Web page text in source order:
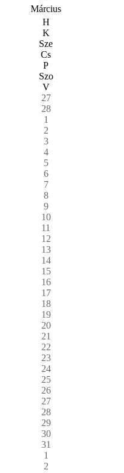
Március
H
K
Sze
Cs
P
Szo
V
27
28
1
2
3
4
5
6
7
8
9
10
11
12
13
14
15
16
17
18
19
20
21
22
23
24
25
26
27
28
29
30
31
1
2